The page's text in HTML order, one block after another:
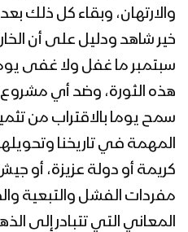
والارتهان، وبقاء كل ذلك
سبتمبر ما غفل ولا غفى
هذه الثورة، وضد أي مشروع
سمح يوما بالاقتراب من
المهمة في تاريخنا
كريمة أو دولة عزيزة، أو
مفردات الفشل والتبعية
المعاني التي تتبادر إلى